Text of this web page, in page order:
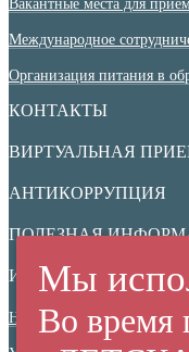
Вакантные места для
Международное
Организация питания в
КОНТАКТЫ
ВИРТУАЛЬНАЯ
АНТИКОРРУПЦИЯ
ПОЛЕЗНАЯ
ИНФОРМАЦИОННАЯ
Нормативные документы
Мы
Во время